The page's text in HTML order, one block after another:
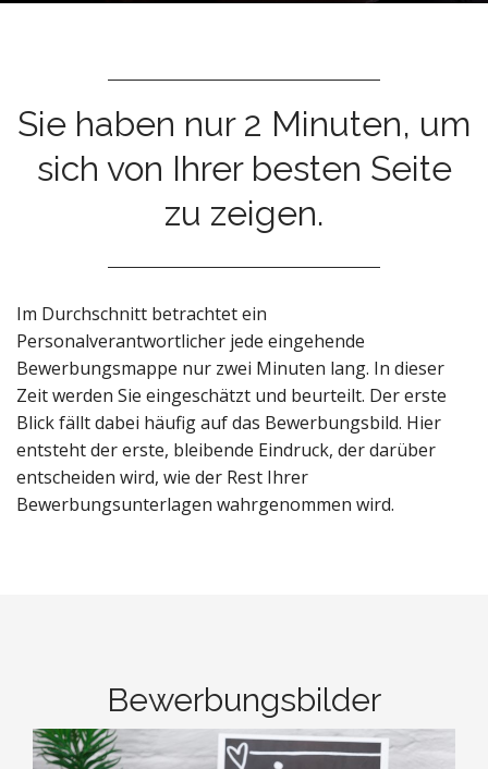
Sie haben nur 2 Minuten, um
sich von Ihrer besten Seite
zu zeigen.
Im Durchschnitt betrachtet ein
Personalverantwortlicher jede eingehende
Bewerbungsmappe nur zwei Minuten lang. In dieser
Zeit werden Sie eingeschätzt und beurteilt. Der erste
Blick fällt dabei häufig auf das Bewerbungsbild. Hier
entsteht der erste, bleibende Eindruck, der darüber
entscheiden wird, wie der Rest Ihrer
Bewerbungsunterlagen wahrgenommen wird.
Bewerbungsbilder